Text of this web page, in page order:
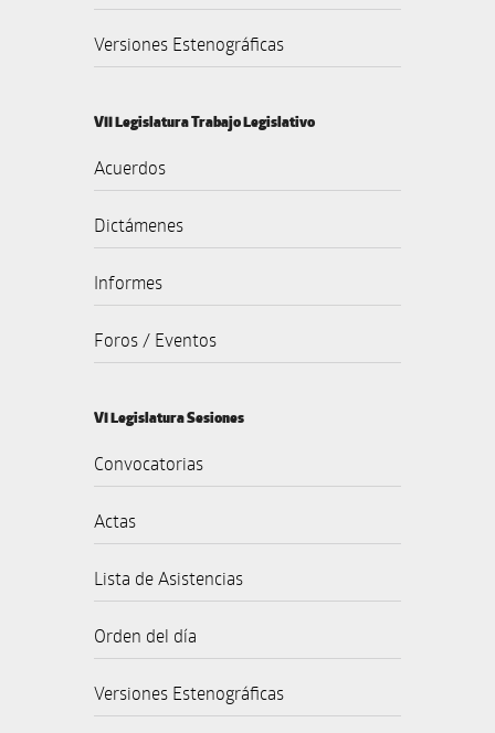
Versiones Estenográficas
VII Legislatura Trabajo Legislativo
Acuerdos
Dictámenes
Informes
Foros / Eventos
VI Legislatura Sesiones
Convocatorias
Actas
Lista de Asistencias
Orden del día
Versiones Estenográficas